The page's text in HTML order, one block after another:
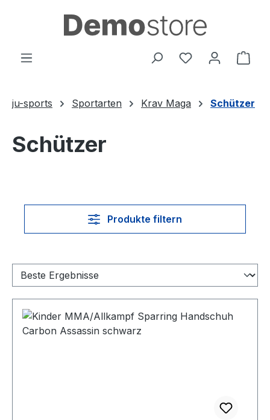
Zum Hauptinhalt springen
Du hast 0
ju-sports Sportarten Krav Maga Schützer
Schützer
Produkte filtern